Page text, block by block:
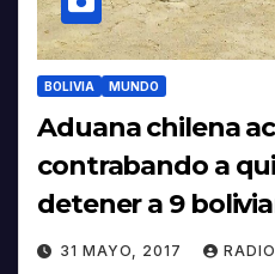
BOLIVIA MUNDO
Aduana chilena
contrabando a
detener a 9
31 MAYO, 2017